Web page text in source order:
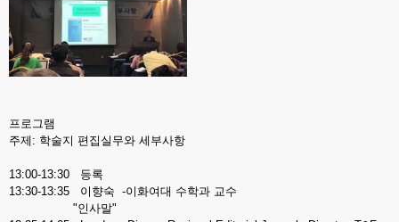
프로그램
주제: 학술지 편집실무와 세부사항
13:00-13:30 등록
13:30-13:35 이향숙 -이화여대 수학과 교수
"인사말"